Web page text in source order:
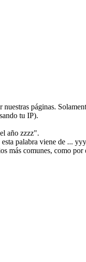
páginas.
tu IP).
año zzzz".
palabra viene de ...
más comunes, como